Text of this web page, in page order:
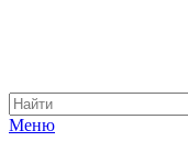
Меню